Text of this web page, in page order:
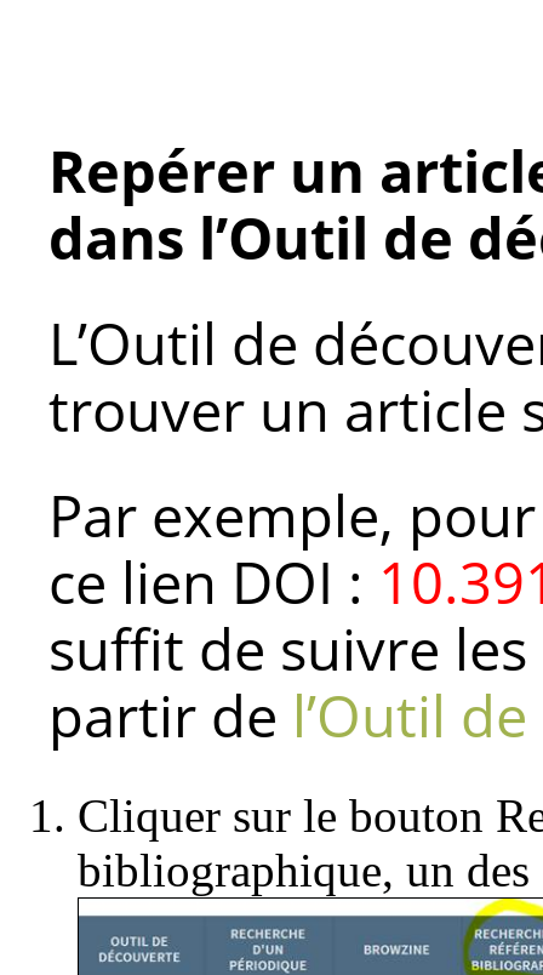
Repérer un
dans l’Outil de
L’Outil de
trouver un article
Par exemple,
ce lien DOI :
suffit de suivre
partir de l’Outil
Cliquer sur le bouton
bibliographique, un des